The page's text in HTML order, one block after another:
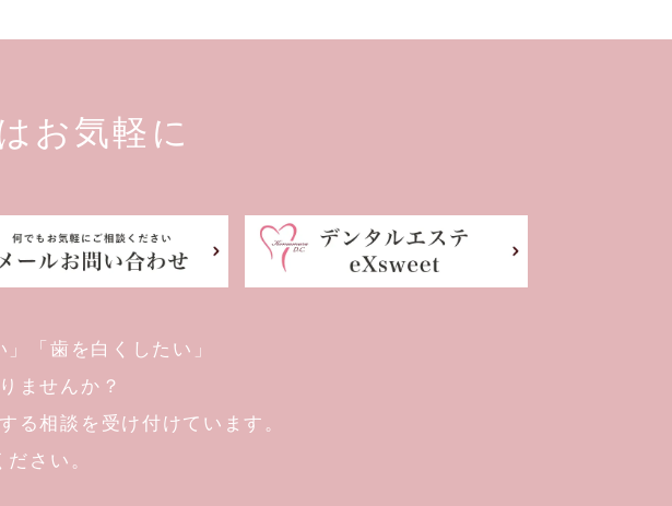
お気軽に
「歯を白くしたい」
ませんか？
る相談を受け付けています。
さい。